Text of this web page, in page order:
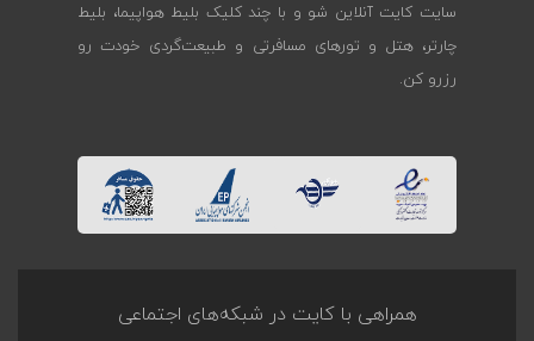
سایت کایت آنلاین شو و با چند کلیک بلیط هواپیما، بلیط
چارتر، هتل و تورهای مسافرتی و طبیعت‌گردی خودت رو
رزرو کن.
همراهی با کایت در شبکه‌های اجتماعی